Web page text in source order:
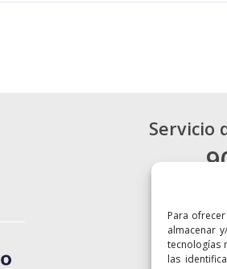
Para
almacenar
tecnologías
las
Servicio